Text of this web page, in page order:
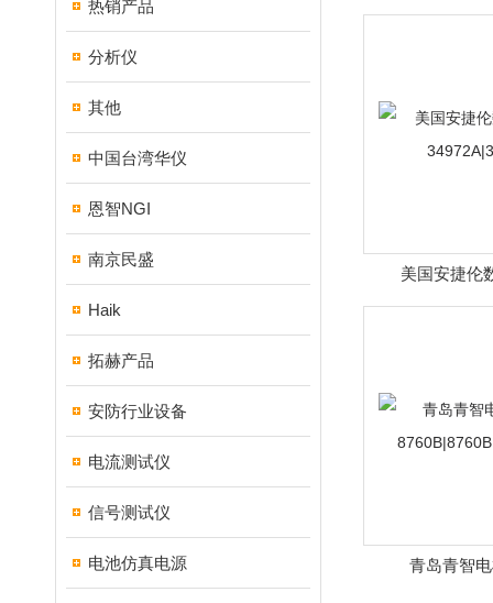
热销产品
分析仪
其他
中国台湾华仪
恩智NGI
南京民盛
Haik
拓赫产品
安防行业设备
电流测试仪
信号测试仪
电池仿真电源
压
美国安捷伦
青岛青智